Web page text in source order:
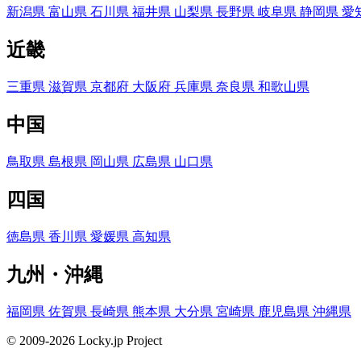
新潟県 富山県 石川県 福井県 山梨県 長野県 岐阜県 静岡県 愛
近畿
三重県 滋賀県 京都府 大阪府 兵庫県 奈良県 和歌山県
中国
鳥取県 島根県 岡山県 広島県 山口県
四国
徳島県 香川県 愛媛県 高知県
九州・沖縄
福岡県 佐賀県 長崎県 熊本県 大分県 宮崎県 鹿児島県 沖縄県
© 2009-2026 Locky.jp Project